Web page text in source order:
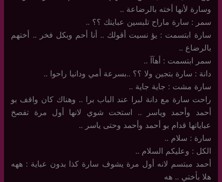
وسارة لأنها أخته بالرضاعة ..
سمر : سارة ماراح تلبسين عبايتك ؟؟ ..
سارة ابتسمت : يؤ نسيت أقولك .. أنا أحم وبكل فخر .. أختهم
بالرضاع ..
سمر ابتسمت : أهآآ ..
دانة : سارة بتجين ولا ؟؟ ..بسرعة أمي ودانيا راحوا ..
سارة مشت : جاية جاية ..
راحت سارة مع دانة لبرا عند الباب برا .. وهناك كان واقف بو
أحمد وأحمد وياسر .. استحت شوي لانها أول مرة تفصخ
عباياتها قدام بو أحمد وأحمد وحتى ياسر ..
سارة : سلام ..
الكل : وعليكم السلام ..
أحمد مبتسم لانه أول مرة يشوف سارة كذا بدون عباية : ههه
هلا بأختي .. هه